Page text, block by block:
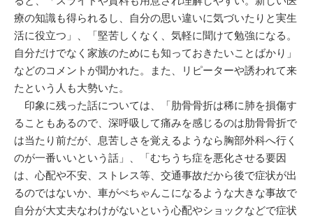
療の知識も得られるし、自分の思い違いに気づいたりと実生
活に役立つ」、「堅苦しくなく、気軽に聞けて勉強になる。
自分だけでなく家族のためにも知っておきたいことばかり」
などのコメントが聞かれた。また、リピーターや誘われて来
たという人も大勢いた。
印象に残った話については、「肋骨骨折は稀に肺を損傷す
ることもあるので、深呼吸して痛みを感じるのは肋骨骨折で
は当たり前だが、息苦しさを覚えるようなら胸部外科へ行く
のが一番いいという話」、「むちうち症を悪化させる要因
は、心配や不安、ストレス等、交通事故だから後で症状が出
るのではないか、車がぺちゃんこになるような大きな事故で
自分が大丈夫なわけがないという心配やショックなどで症状